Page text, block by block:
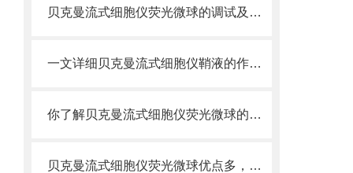
贝克曼流式细胞仪荧光微球的调试及使用
一文详细贝克曼流式细胞仪鞘液的作用原理
你了解贝克曼流式细胞仪荧光微球的制备之怎样的吗
贝克曼流式细胞仪荧光微球优点多，实用效果好